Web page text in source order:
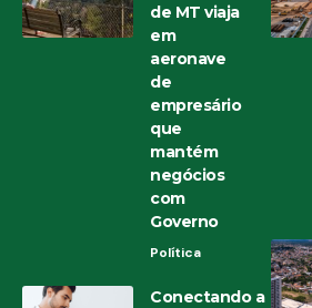
de MT viaja
em
aeronave
de
empresário
que
mantém
negócios
com
Governo
Política
Conectando a